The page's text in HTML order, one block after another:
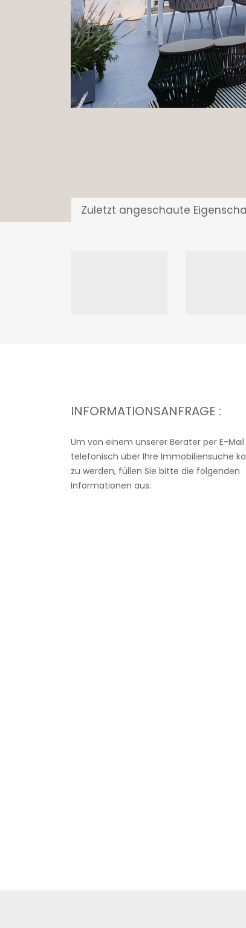
Zuletzt angeschaute
INFORMATIONSANFRAGE :
Um von einem unserer Berater per E-
telefonisch über Ihre Immobiliensuche
zu werden, füllen Sie bitte die folgenden
Informationen aus: